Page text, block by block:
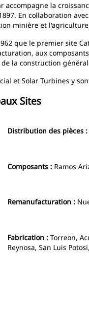
accompagne la
En collaboration
minière et
que le premier site
aux
la construction
et Solar Turbines y
Sites
Distribution des pièces :
Composants : Ramos
Remanufacturation :
Fabrication : Torreon,
Reynosa, San Luis